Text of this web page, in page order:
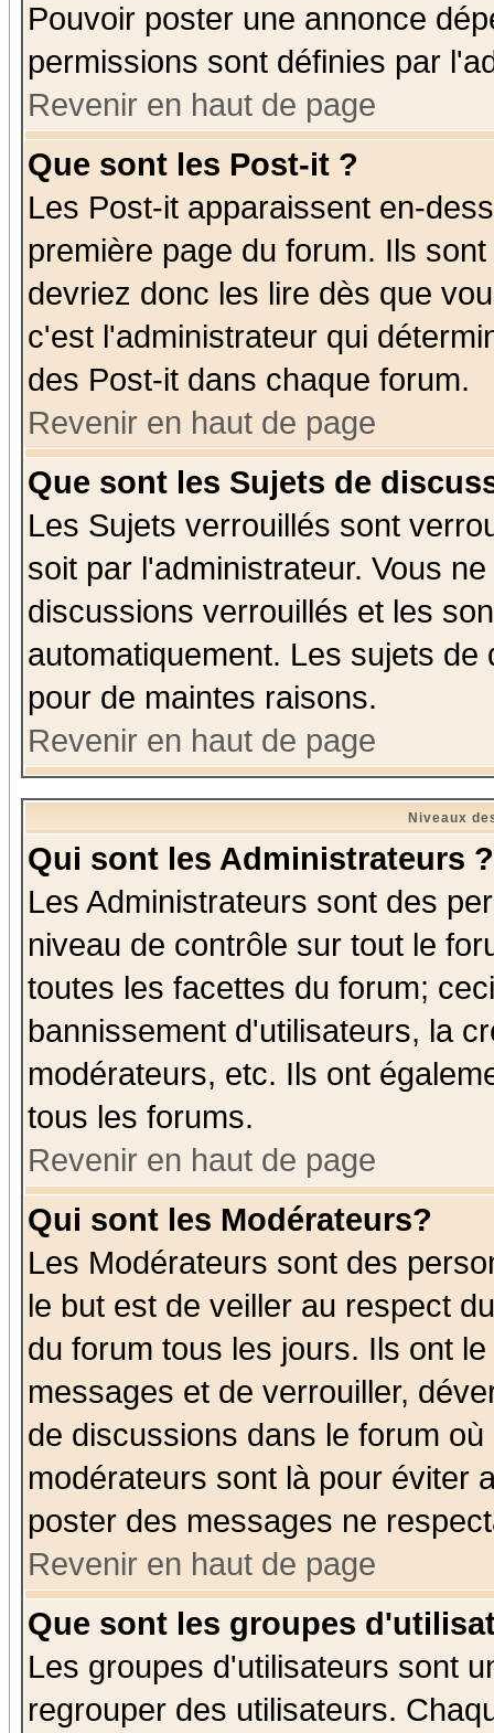
Pouvoir poster une annonce
permissions sont définies par
Revenir en haut de page
Que sont les Post-it ?
Les Post-it apparaissent en-
première page du forum. Ils
devriez donc les lire dès que
c'est l'administrateur qui
des Post-it dans chaque forum.
Revenir en haut de page
Que sont les Sujets de
Les Sujets verrouillés sont
soit par l'administrateur. Vous
discussions verrouillés et les
automatiquement. Les sujets
pour de maintes raisons.
Revenir en haut de page
Niveaux
Qui sont les Administrateurs ?
Les Administrateurs sont des
niveau de contrôle sur tout le
toutes les facettes du forum;
bannissement d'utilisateurs, la
modérateurs, etc. Ils ont
tous les forums.
Revenir en haut de page
Qui sont les Modérateurs?
Les Modérateurs sont des
le but est de veiller au respect
du forum tous les jours. Ils ont
messages et de verrouiller,
de discussions dans le forum
modérateurs sont là pour éviter
poster des messages ne
Revenir en haut de page
Que sont les groupes
Les groupes d'utilisateurs sont
regrouper des utilisateurs.